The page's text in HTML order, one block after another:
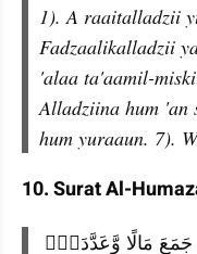
1). A raaitalladzii
Fadzaalikalladzii
'alaa ta'aamil-
Alladziina hum 'an
hum yuraaun. 7).
10. Surat Al-